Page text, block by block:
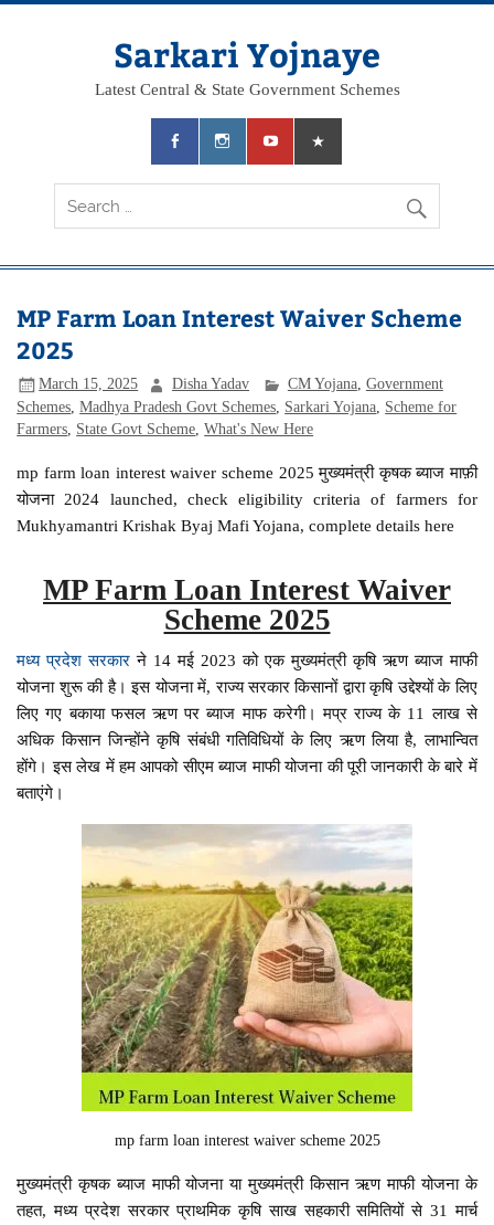
Skip
Sarkari Yojnaye
Latest Central & State Government Schemes
MP Farm Loan Interest Waiver Scheme
2025
March 15, 2025 Disha Yadav CM Yojana, Government
Schemes ,Madhya Pradesh Govt Schemes Sarkari Yojana Scheme for
Farmers State Govt Scheme ,What's New Here
mp farm loan interest waiver scheme 2025 मुख्यमंत्री कृषक ब्याज माफ़ी
योजना 2024 launched, check eligibility criteria of farmers for
Mukhyamantri Krishak Byaj Mafi Yojana, complete details here
MP Farm Loan Interest Waiver
Scheme 2025
मध्य प्रदेश सरकार ने 14 मई 2023 को एक मुख्यमंत्री कृषि ऋण ब्याज माफी
योजना शुरू की है। इस योजना में, राज्य सरकार किसानों द्वारा कृषि उद्देश्यों के लिए
लिए गए बकाया फसल ऋण पर ब्याज माफ करेगी। मप्र राज्य के 11 लाख से
अधिक किसान जिन्होंने कृषि संबंधी गतिविधियों के लिए ऋण लिया है, लाभान्वित
होंगे। इस लेख में हम आपको सीएम ब्याज माफी योजना की पूरी जानकारी के बारे में
बताएंगे।
mp farm loan interest waiver scheme 2025
मुख्यमंत्री कृषक ब्याज माफी योजना या मुख्यमंत्री किसान ऋण माफी योजना के
तहत, मध्य प्रदेश सरकार प्राथमिक कृषि साख सहकारी समितियों से 31 मार्च